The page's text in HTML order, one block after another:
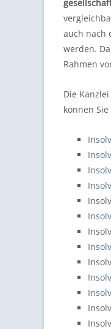
auch nach
werden.
Rahmen
Die
können